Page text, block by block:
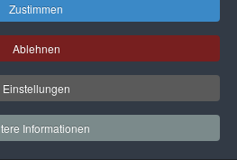
Zustimmen
Ablehnen
Einstellungen
Informationen